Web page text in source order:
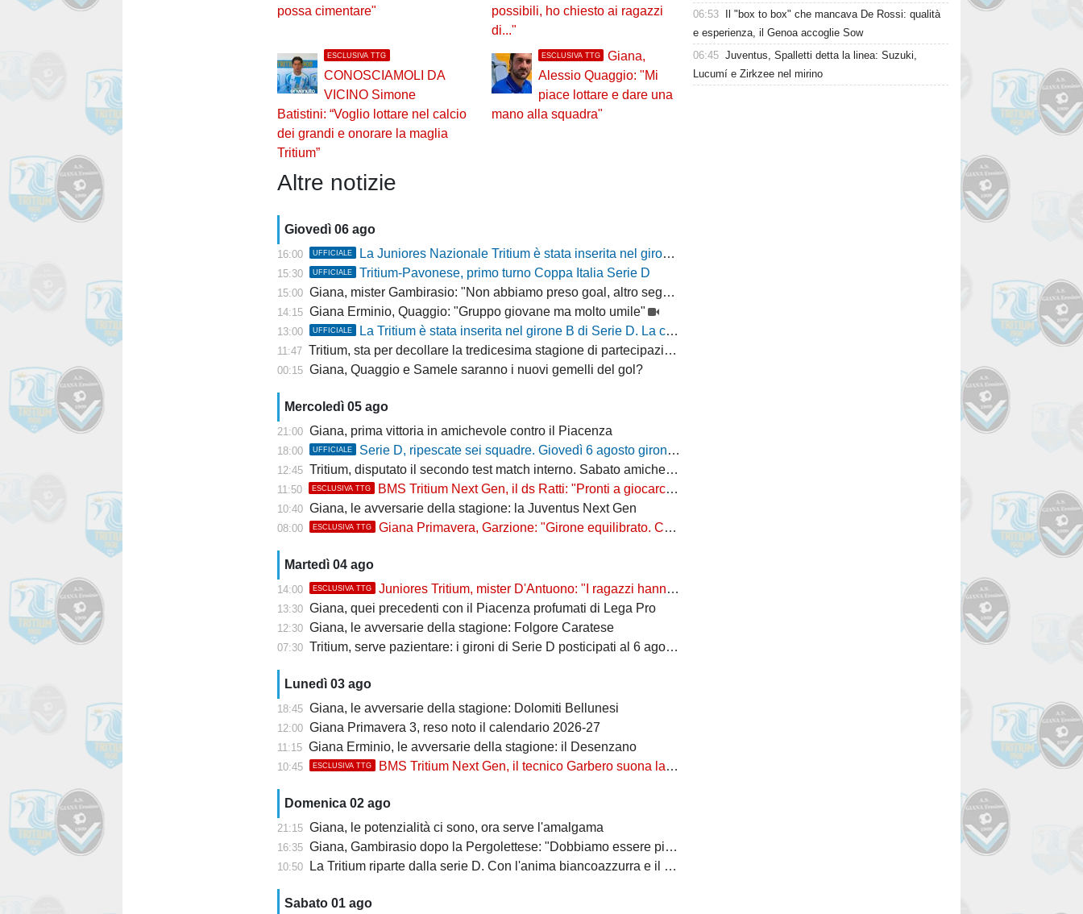
possa cimentare"
possibili, ho chiesto ai ragazzi
di..."
ESCLUSIVA TTG
CONOSCIAMOLI DA
VICINO Simone
Batistini: “Voglio lottare nel calcio
dei grandi e onorare la maglia
Tritium”
ESCLUSIVA TTG
Giana,
Alessio Quaggio: "Mi
piace lottare e dare una
mano alla squadra"
Altre notizie
Giovedì 06 ago
16:00 UFFICIALE La Juniores Nazionale Tritium è stata inserita nel girone C
15:30 UFFICIALE Tritium-Pavonese, primo turno Coppa Italia Serie D
15:00 Giana, mister Gambirasio: "Non abbiamo preso goal, altro segnale positivo"
14:15 Giana Erminio, Quaggio: "Gruppo giovane ma molto umile"
13:00 UFFICIALE La Tritium è stata inserita nel girone B di Serie D. La composizione delle squadre per la stagione 2026/27
11:47 Tritium, sta per decollare la tredicesima stagione di partecipazione alla D
00:15 Giana, Quaggio e Samele saranno i nuovi gemelli del gol?
Mercoledì 05 ago
21:00 Giana, prima vittoria in amichevole contro il Piacenza
18:00 UFFICIALE Serie D, ripescate sei squadre. Giovedì 6 agosto gironi e calendari del campionato 2026/27
12:45 Tritium, disputato il secondo test match interno. Sabato amichevole col Sant'Angelo
11:50 ESCLUSIVA TTG BMS Tritium Next Gen, il ds Ratti: "Pronti a giocarcela"
10:40 Giana, le avversarie della stagione: la Juventus Next Gen
08:00 ESCLUSIVA TTG Giana Primavera, Garzione: "Girone equilibrato. Ce la giochiamo"
Martedì 04 ago
14:00 ESCLUSIVA TTG Juniores Tritium, mister D'Antuono: "I ragazzi hanno già un'impostazione, l'obiettivo è cercare..."
13:30 Giana, quei precedenti con il Piacenza profumati di Lega Pro
12:30 Giana, le avversarie della stagione: Folgore Caratese
07:30 Tritium, serve pazientare: i gironi di Serie D posticipati al 6 agosto
Lunedì 03 ago
18:45 Giana, le avversarie della stagione: Dolomiti Bellunesi
12:00 Giana Primavera 3, reso noto il calendario 2026-27
11:15 Giana Erminio, le avversarie della stagione: il Desenzano
10:45 ESCLUSIVA TTG BMS Tritium Next Gen, il tecnico Garbero suona la carica per la prossima stagione: "Dovremo cercare di..."
Domenica 02 ago
21:15 Giana, le potenzialità ci sono, ora serve l'amalgama
16:35 Giana, Gambirasio dopo la Pergolettese: "Dobbiamo essere più cinici"
10:50 La Tritium riparte dalla serie D. Con l'anima biancoazzurra e il cuore di Trezzo sull'Adda
Sabato 01 ago
06:53
Il "box to box" che mancava De Rossi: qualità
e esperienza, il Genoa accoglie Sow
06:45 Juventus, Spalletti detta la linea: Suzuki,
Lucumí e Zirkzee nel mirino